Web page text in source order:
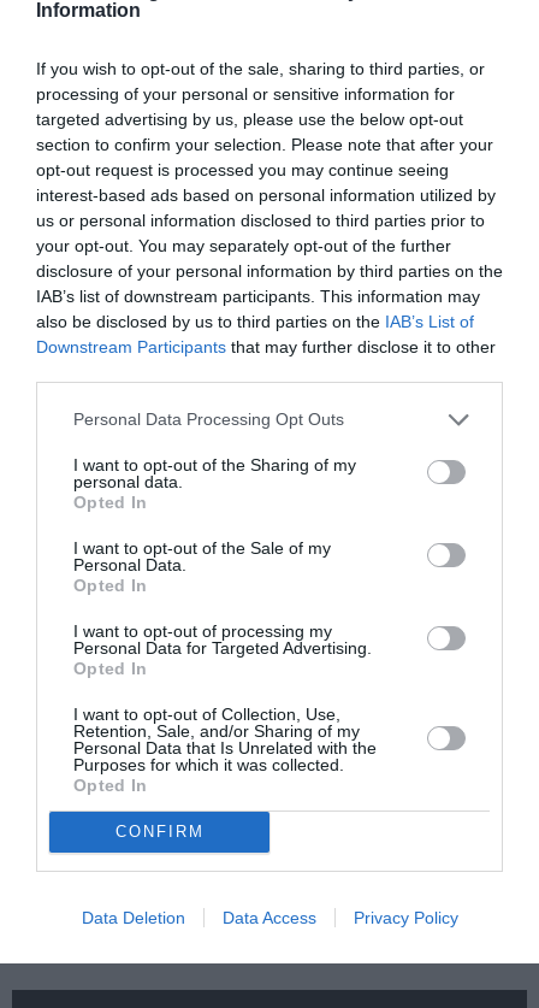
Information
If you wish to opt-out of the sale, sharing to third parties, or
processing of your personal or sensitive information for
targeted advertising by us, please use the below opt-out
section to confirm your selection. Please note that after your
opt-out request is processed you may continue seeing
interest-based ads based on personal information utilized by
us or personal information disclosed to third parties prior to
your opt-out. You may separately opt-out of the further
disclosure of your personal information by third parties on the
IAB’s list of downstream participants. This information may
also be disclosed by us to third parties on the IAB’s List of
Downstream Participants that may further disclose it to other
Personal Data Processing Opt Outs
I want to opt-out of the Sharing of my
personal data.
Opted In
I want to opt-out of the Sale of my
Personal Data.
Opted In
I want to opt-out of processing my
Personal Data for Targeted Advertising.
Opted In
I want to opt-out of Collection, Use,
Retention, Sale, and/or Sharing of my
Personal Data that Is Unrelated with the
Purposes for which it was collected.
Opted In
CONFIRM
Data Deletion Data Access Privacy Policy
Ακολουθήστε το Culturenow.gr
Σχετικά Άρθρα
Φιλίπ Κολλέν – Ο
μπάρμαν του Ritz:
ιστορικό βιβλίο
Ελένη Μπουκαούρη
βιβλίο για γυναίκες
Γιώργος
Χωματηνός –
Βρίκελοι: Το νέο του
βιβλίο γεμάτο
μυστήριο
Γιανγκ Σιουάνγκ-τζι
– «Ταϊβάν:
Ταξιδιού»: Το
κυκλοφορεί από τις